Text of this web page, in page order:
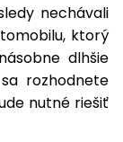
nechávali
ktorý
dlhšie
rozhodnete
nutné riešiť